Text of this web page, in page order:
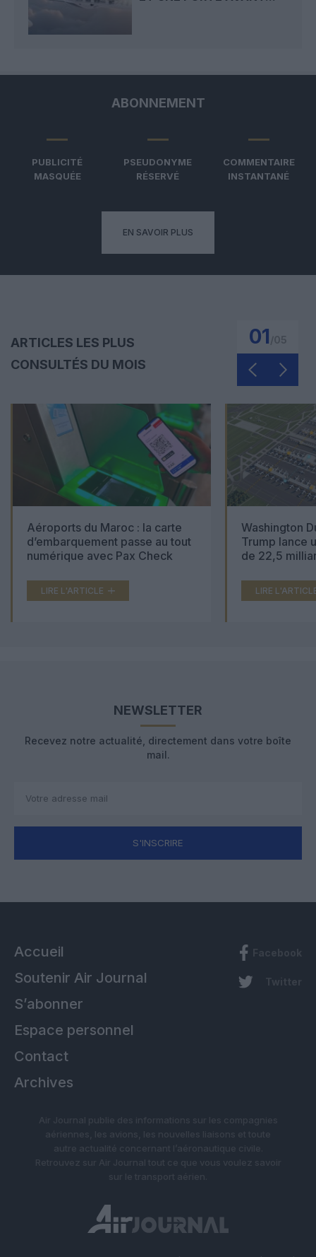
ABONNEMENT
PUBLICITÉ
MASQUÉE
PSEUDONYME
RÉSERVÉ
COMMENTAIRE
INSTANTANÉ
EN SAVOIR PLUS
ARTICLES LES PLUS
CONSULTÉS DU MOIS
01
Aéroports du Maroc : la carte
d’embarquement passe au tout
numérique avec Pax Check
LIRE L'ARTICLE
Washington
Trump lance
de 22,5
LIRE
NEWSLETTER
Recevez notre actualité, directement dans votre boîte
mail.
S'INSCRIRE
Accueil
Soutenir Air Journal
S’abonner
Espace personnel
Contact
Archives